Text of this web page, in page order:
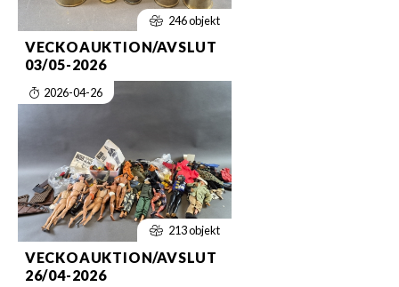
246 objekt
VECKOAUKTION/AVSLUT
03/05-2026
2026-04-26
213 objekt
VECKOAUKTION/AVSLUT
26/04-2026